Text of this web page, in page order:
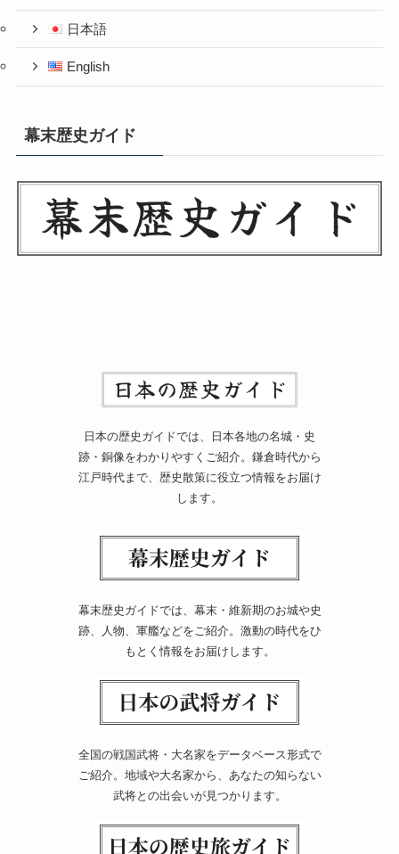
日本語
English
幕末歴史ガイド
日本の歴史ガイドでは、日本各地の名城・史
跡・銅像をわかりやすくご紹介。鎌倉時代から
江戸時代まで、歴史散策に役立つ情報をお届け
します。
幕末歴史ガイドでは、幕末・維新期のお城や史
跡、人物、軍艦などをご紹介。激動の時代をひ
もとく情報をお届けします。
全国の戦国武将・大名家をデータベース形式で
ご紹介。地域や大名家から、あなたの知らない
武将との出会いが見つかります。